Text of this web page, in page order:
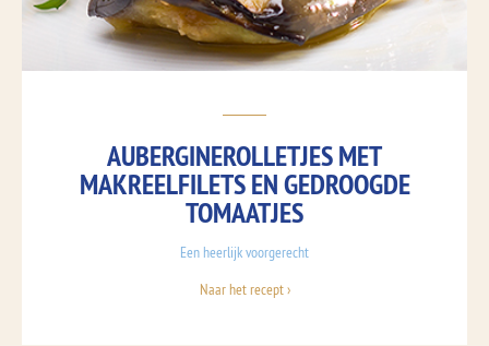
AUBERGINEROLLETJES MET
MAKREELFILETS EN GEDROOGDE
TOMAATJES
Een heerlijk voorgerecht
Naar het recept ›